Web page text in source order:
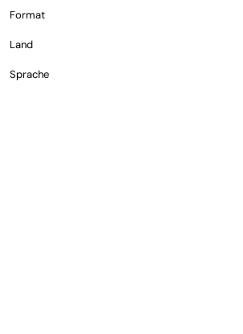
Format
Land
Sprache